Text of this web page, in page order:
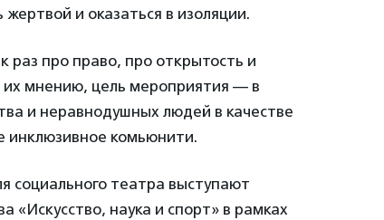
и оказаться в изоляции.
раз про право, про открытость и
мнению, цель мероприятия — в
и неравнодушных людей в качестве
комьюнити.
социального театра выступают
наука и спорт» в рамках